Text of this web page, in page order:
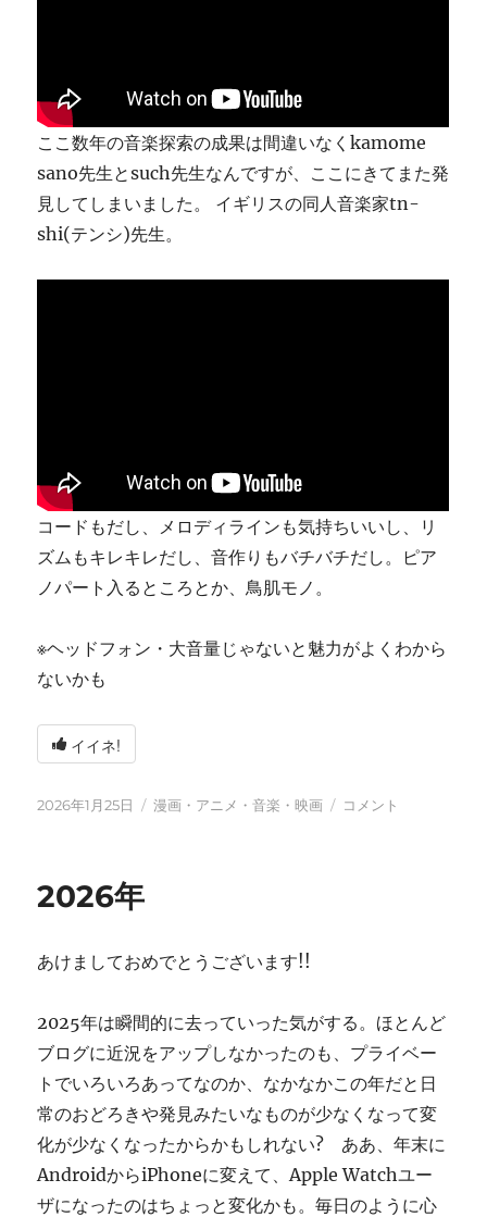
ここ数年の音楽探索の成果は間違いなくkamome
sano先生とsuch先生なんですが、ここにきてまた発
見してしまいました。 イギリスの同人音楽家tn-
shi(テンシ)先生。
コードもだし、メロディラインも気持ちいいし、リ
ズムもキレキレだし、音作りもバチバチだし。ピア
ノパート入るところとか、鳥肌モノ。
※ヘッドフォン・大音量じゃないと魅力がよくわから
ないかも
イイネ!
投
2026年1月25日
カ
漫画・アニメ・音楽・映画
tn-
コメント
2026年
あけましておめでとうございます!!
2025年は瞬間的に去っていった気がする。ほとんど
ブログに近況をアップしなかったのも、プライベー
トでいろいろあってなのか、なかなかこの年だと日
常のおどろきや発見みたいなものが少なくなって変
化が少なくなったからかもしれない? ああ、年末に
AndroidからiPhoneに変えて、Apple Watchユー
ザになったのはちょっと変化かも。毎日のように心